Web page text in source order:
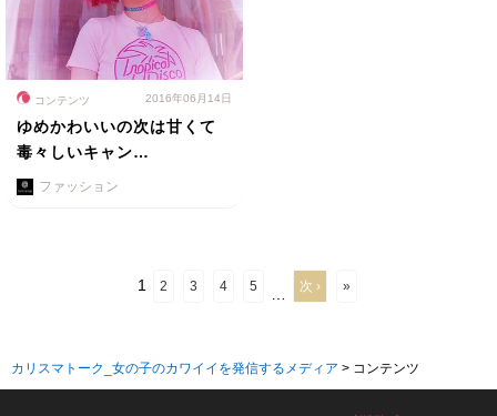
コンテンツ 2016年06月14日
ゆめかわいいの次は甘くて
毒々しいキャン…
ファッション
1 2 3 4 5 次 › »
カリスマトーク_女の子のカワイイを発信するメディア > コンテンツ